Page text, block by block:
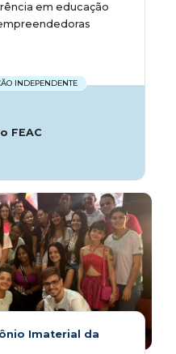
em educação
INDEPENDENTE
FEAC
Imaterial da